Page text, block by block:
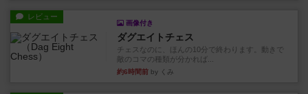
レビュー
画像付き
ダグエイトチェス
チェスなのに、ほんの10分で終わります。動きで
敵のコマの種類が分かれば...
約6時間前 by くみ